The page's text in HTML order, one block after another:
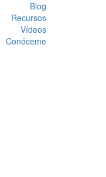
Blog
Recursos
Vídeos
Conóceme